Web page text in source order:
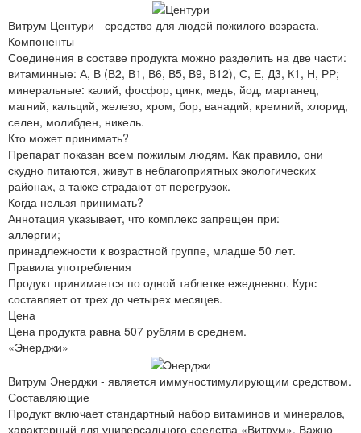
Витрум Центури - средство для людей пожилого возраста.
Компоненты
Соединения в составе продукта можно разделить на две части:
витаминные: А, В (В2, В1, В6, В5, В9, В12), С, Е, Д3, К1, Н, РР;
минеральные: калий, фосфор, цинк, медь, йод, марганец,
магний, кальций, железо, хром, бор, ванадий, кремний, хлорид,
селен, молибден, никель.
Кто может принимать?
Препарат показан всем пожилым людям. Как правило, они
скудно питаются, живут в неблагоприятных экологических
районах, а также страдают от перегрузок.
Когда нельзя принимать?
Аннотация указывает, что комплекс запрещен при:
аллергии;
принадлежности к возрастной группе, младше 50 лет.
Правила употребления
Продукт принимается по одной таблетке ежедневно. Курс
составляет от трех до четырех месяцев.
Цена
Цена продукта равна 507 рублям в среднем.
«Энерджи»
Витрум Энерджи - является иммуностимулирующим средством.
Составляющие
Продукт включает стандартный набор витаминов и минералов,
характерный для универсального средства «Витрум». Важно